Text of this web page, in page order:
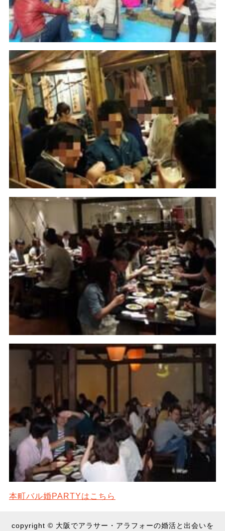
本町バル婚PARTYはこちら
copyright © 大阪でアラサー・アラフォーの婚活と出会いを